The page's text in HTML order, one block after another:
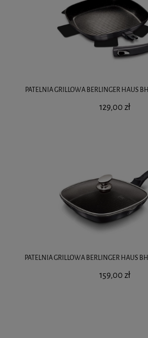
PATELNIA GRILLOWA BERLINGER HAUS
129,00 zł
PATELNIA GRILLOWA BERLINGER HAUS
159,00 zł